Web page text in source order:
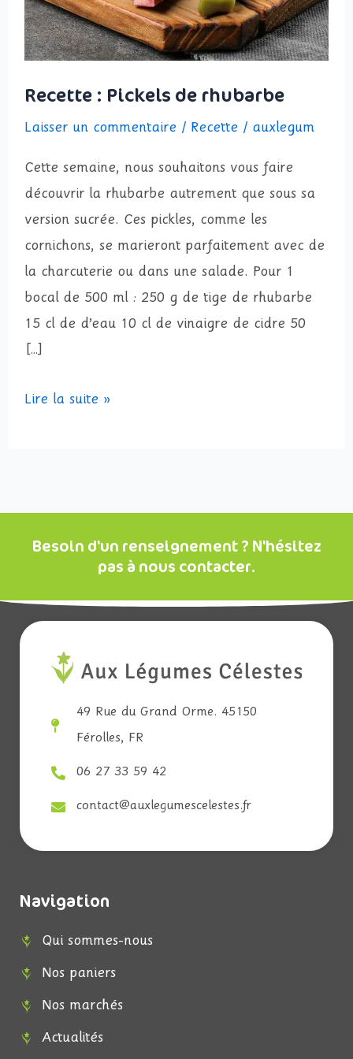
Recette : Pickels de rhubarbe
Laisser un commentaire / Recette / auxlegum
Cette semaine, nous souhaitons vous faire
découvrir la rhubarbe autrement que sous sa
version sucrée. Ces pickles, comme les
cornichons, se marieront parfaitement avec de
la charcuterie ou dans une salade. Pour 1
bocal de 500 ml : 250 g de tige de rhubarbe
15 cl de d’eau 10 cl de vinaigre de cidre 50
[…]
Lire la suite »
Besoin d'un renseignement ? N'hésitez
pas à nous contacter.
49 Rue du Grand Orme. 45150
Férolles, FR
06 27 33 59 42
contact@auxlegumescelestes.fr
Navigation
Qui sommes-nous
Nos paniers
Nos marchés
Actualités